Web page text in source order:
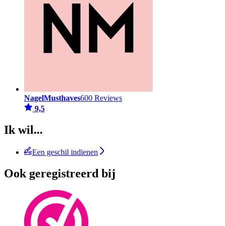
NagelMusthaves600 Reviews
9,5
Ik wil...
Een geschil indienen
Ook geregistreerd bij